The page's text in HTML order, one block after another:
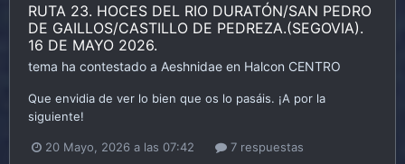
RUTA 23. HOCES DEL RIO DURATÓN/SAN PEDRO
DE GAILLOS/CASTILLO DE PEDREZA.(SEGOVIA).
16 DE MAYO 2026.
tema ha contestado a Aeshnidae en Halcon CENTRO
Que envidia de ver lo bien que os lo pasáis. ¡A por la
siguiente!
20 Mayo, 2026 a las 07:42 7 respuestas